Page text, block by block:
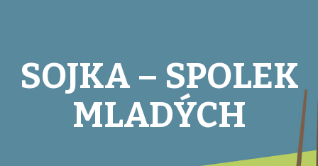
SOJKA – SPOLEK
MLADÝCH